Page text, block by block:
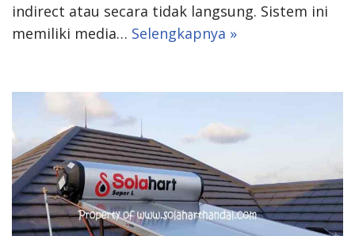
indirect atau secara tidak langsung. Sistem ini
memiliki media… Selengkapnya »